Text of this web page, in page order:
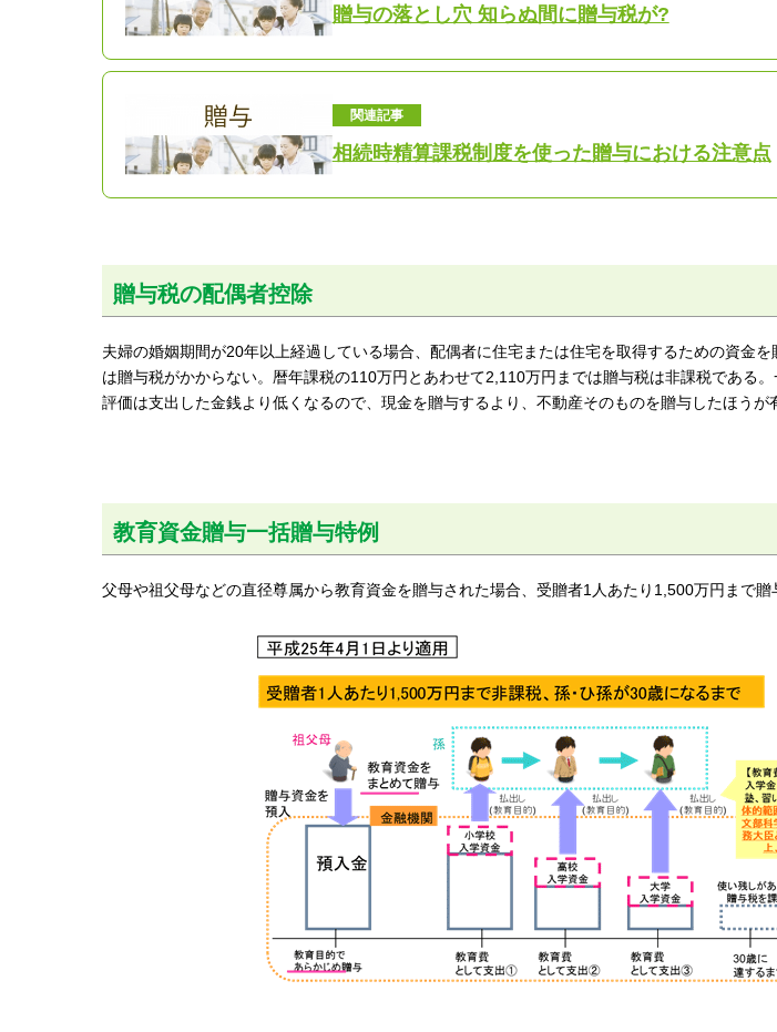
贈与の落とし穴 知らぬ間に贈与税が?
関連記事
相続時精算課税制度を使った贈与における注意点
贈与税の配偶者控除
夫婦の婚姻期間が20年以上経過している場合、配偶者に住宅または住宅を取得するための資金
は贈与税がかからない。暦年課税の110万円とあわせて2,110万円までは贈与税は非課税である
評価は支出した金銭より低くなるので、現金を贈与するより、不動産そのものを贈与したほうが
教育資金贈与一括贈与特例
父母や祖父母などの直径尊属から教育資金を贈与された場合、受贈者1人あたり1,500万円まで贈